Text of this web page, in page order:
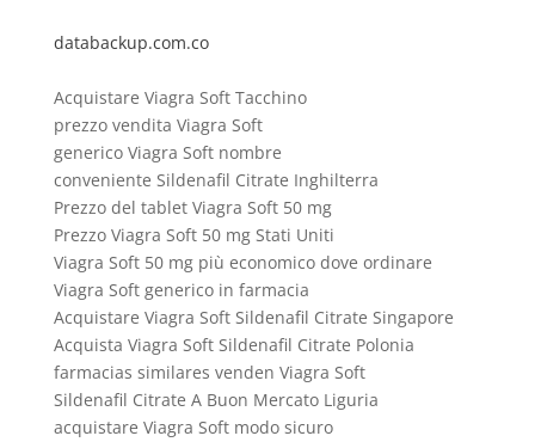
databackup.com.co
Acquistare Viagra Soft Tacchino
prezzo vendita Viagra Soft
generico Viagra Soft nombre
conveniente Sildenafil Citrate Inghilterra
Prezzo del tablet Viagra Soft 50 mg
Prezzo Viagra Soft 50 mg Stati Uniti
Viagra Soft 50 mg più economico dove ordinare
Viagra Soft generico in farmacia
Acquistare Viagra Soft Sildenafil Citrate Singapore
Acquista Viagra Soft Sildenafil Citrate Polonia
farmacias similares venden Viagra Soft
Sildenafil Citrate A Buon Mercato Liguria
acquistare Viagra Soft modo sicuro